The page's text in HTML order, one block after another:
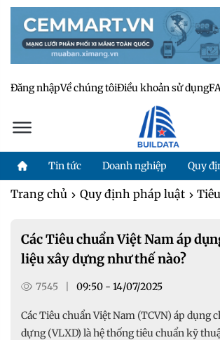
Đăng nhậpVề chúng tôiĐiều khoản sử dụng
Tin tức Doanh nghiệp Quy
Trang chủ Quy định pháp luật
Các Tiêu chuẩn Việt Nam áp
liệu xây dựng như thế nào?
7545 09:50 - 14/07/2025
Các Tiêu chuẩn Việt Nam (TCVN) áp dụng
dựng (VLXD) là hệ thống tiêu chuẩn kỹ